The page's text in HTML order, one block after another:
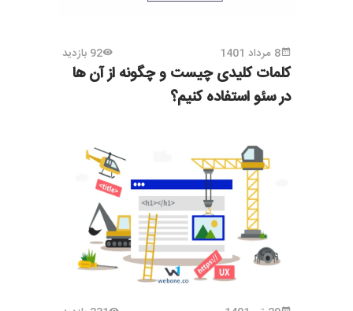
8 مرداد 1401 92 بازدید
کلمات کلیدی چیست و چگونه از آن ها
در سئو استفاده کنیم؟